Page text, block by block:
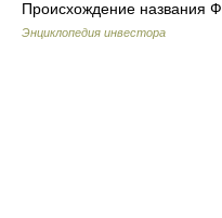
Происхождение названия
Энциклопедия инвестора